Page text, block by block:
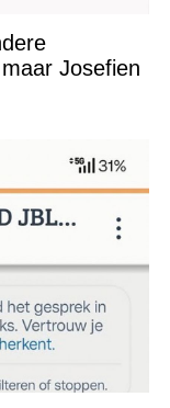
Josefien